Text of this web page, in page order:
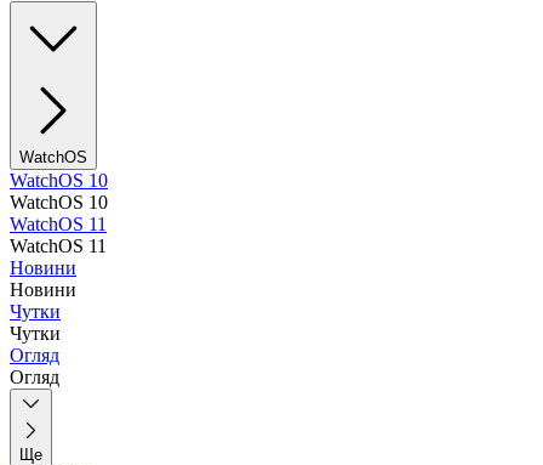
WatchOS
WatchOS 10
WatchOS 10
WatchOS 11
WatchOS 11
Новини
Новини
Чутки
Чутки
Огляд
Огляд
Ще